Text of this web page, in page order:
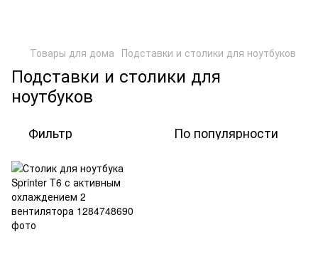
Товары для дома Подставки и столики для ноутбуков
Подставки и столики для
ноутбуков
Фильтр По популярности